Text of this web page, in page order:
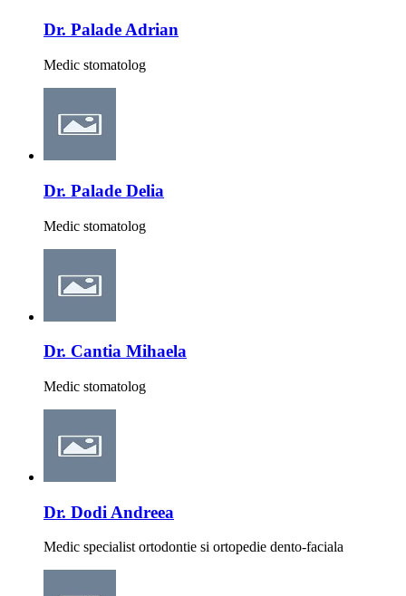
Dr. Palade Adrian
Medic stomatolog
Dr. Palade Delia
Medic stomatolog
Dr. Cantia Mihaela
Medic stomatolog
Dr. Dodi Andreea
Medic specialist ortodontie si ortopedie dento-faciala